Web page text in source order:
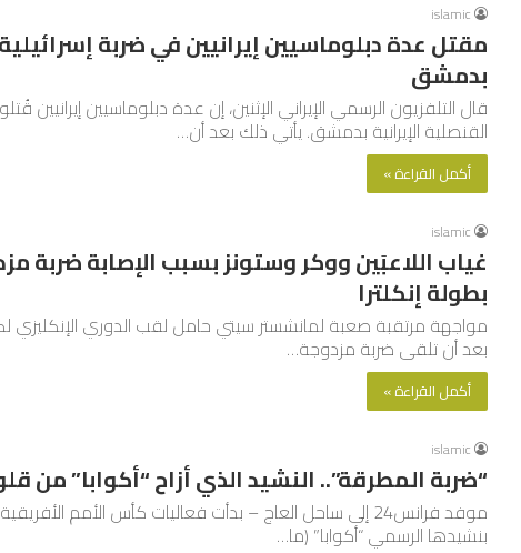
islamic
مقتل عدة دبلوماسيين إيرانيين في ضربة
بدمشق
قال التلفزيون الرسمي الإيراني الإثنين، إن عدة دبلوماسيين إيرانيين
القنصلية الإيرانية بدمشق. يأتي ذلك بعد أن…
أكمل القراءة »
islamic
غياب اللاعبَين ووكر وستونز بسبب الإصابة ضربة
بطولة إنكلترا
مواجهة مرتقبة صعبة لمانشستر سيتي حامل لقب الدوري الإنكليزي
بعد أن تلقى ضربة مزدوجة…
أكمل القراءة »
islamic
“ضربة المطرقة”.. النشيد الذي أزاح “أكوابا” من
بنشيدها الرسمي “أكوابا” (ما…